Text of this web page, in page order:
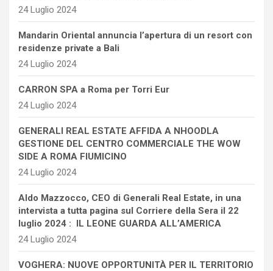
24 Luglio 2024
Mandarin Oriental annuncia l’apertura di un resort con
residenze private a Bali
24 Luglio 2024
CARRON SPA a Roma per Torri Eur
24 Luglio 2024
GENERALI REAL ESTATE AFFIDA A NHOODLA
GESTIONE DEL CENTRO COMMERCIALE THE WOW
SIDE A ROMA FIUMICINO
24 Luglio 2024
Aldo Mazzocco, CEO di Generali Real Estate, in una
intervista a tutta pagina sul Corriere della Sera il 22
luglio 2024 : IL LEONE GUARDA ALL’AMERICA
24 Luglio 2024
VOGHERA: NUOVE OPPORTUNITÀ PER IL TERRITORIO